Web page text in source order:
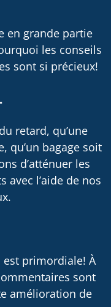
en grande partie
les conseils
sont si précieux!
retard, qu’une
qu’un bagage soit
d’atténuer les
avec l’aide de nos
est primordiale! À
sont
amélioration de